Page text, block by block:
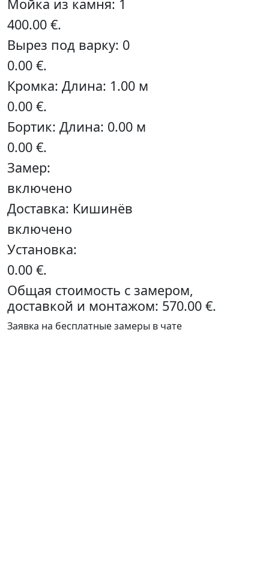
Мойка из камня: 1
400.00 €.
Вырез под варку: 0
0.00 €.
Кромка: Длина: 1.00 м
0.00 €.
Бортик: Длина: 0.00 м
0.00 €.
Замер:
включено
Доставка: Кишинёв
включено
Установка:
0.00 €.
Общая стоимость с замером,
доставкой и монтажом: 570.00 €.
Заявка на бесплатные замеры в чате